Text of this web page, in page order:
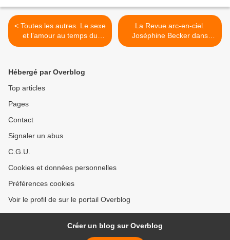
< Toutes les autres. Le sexe
et l’amour au temps du
handicap
La Revue arc-en-ciel.
Joséphine Becker dans
toutes ses peaux. >
Hébergé par Overblog
Top articles
Pages
Contact
Signaler un abus
C.G.U.
Cookies et données personnelles
Préférences cookies
Voir le profil de sur le portail Overblog
Créer un blog sur Overblog